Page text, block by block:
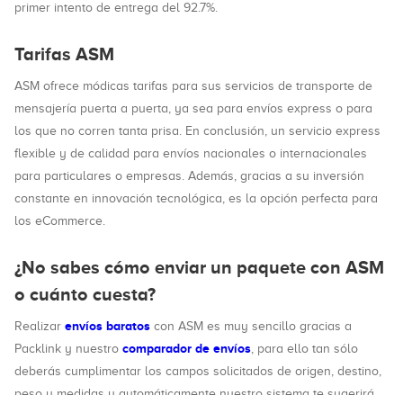
primer intento de entrega del 92.7%.
Tarifas ASM
ASM ofrece módicas tarifas para sus servicios de transporte de
mensajería puerta a puerta, ya sea para envíos express o para
los que no corren tanta prisa. En conclusión, un servicio express
flexible y de calidad para envíos nacionales o internacionales
para particulares o empresas. Además, gracias a su inversión
constante en innovación tecnológica, es la opción perfecta para
los eCommerce.
¿No sabes cómo enviar un paquete con ASM
o cuánto cuesta?
Realizar envíos baratos con ASM es muy sencillo gracias a
Packlink y nuestro comparador de envíos, para ello tan sólo
deberás cumplimentar los campos solicitados de origen, destino,